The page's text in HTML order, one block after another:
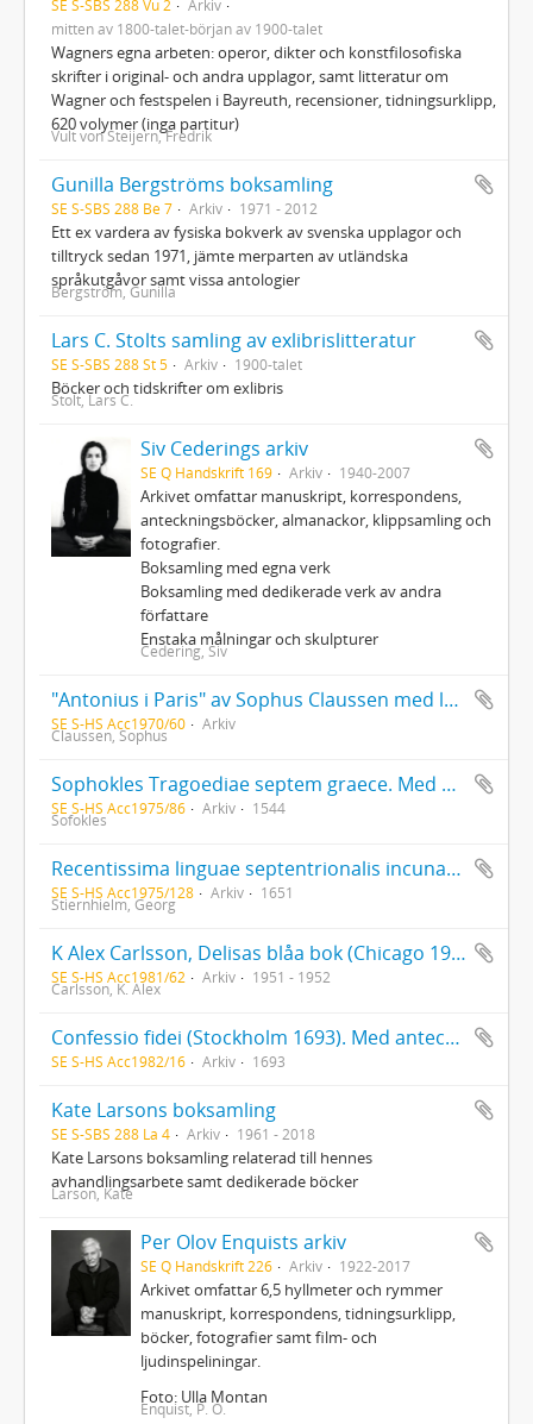
SE S-SBS 288 Vu 2
Arkiv
mitten av 1800-talet-början av 1900-talet
Wagners egna arbeten: operor, dikter och konstfilosofiska
skrifter i original- och andra upplagor, samt litteratur om
Wagner och festspelen i Bayreuth, recensioner, tidningsurklipp,
620 volymer (inga partitur)
Vult von Steijern, Fredrik
Gunilla Bergströms boksamling
SE S-SBS 288 Be 7 Arkiv 1971 - 2012
Ett ex vardera av fysiska bokverk av svenska upplagor och
tilltryck sedan 1971, jämte merparten av utländska
språkutgåvor samt vissa antologier
Bergström, Gunilla
Lars C. Stolts samling av exlibrislitteratur
SE S-SBS 288 St 5 Arkiv 1900-talet
Böcker och tidskrifter om exlibris
Stolt, Lars C.
Siv Cederings arkiv
SE Q Handskrift 169 Arkiv 1940-2007
Arkivet omfattar manuskript, korrespondens,
anteckningsböcker, almanackor, klippsamling och
fotografier.
Boksamling med egna verk
Boksamling med dedikerade verk av andra
författare
Enstaka målningar och skulpturer
Cedering, Siv
"Antonius i Paris" av Sophus Claussen med längre dedikation från författaren samt inskriven dikt av densamme
SE S-HS Acc1970/60 Arkiv
Claussen, Sophus
Sophokles Tragoediae septem graece. Med anteckningar av riksrådet Jöran Bengtsson Gylta (d. 1561), vars namnteckning också finns på titelbladet
SE S-HS Acc1975/86 Arkiv 1544
Sofokles
Recentissima linguae septentrionalis incunabula id est grammaticae islandicae rudimenta av Runólfur Jónsson med Georg Stiernhielms understrykningar och anteckningar
SE S-HS Acc1975/128 Arkiv 1651
Stiernhielm, Georg
K Alex Carlsson, Delisas blåa bok (Chicago 1951). Med dedikation och anteckningar av författaren 1952
SE S-HS Acc1981/62 Arkiv 1951 - 1952
Carlsson, K. Alex
Confessio fidei (Stockholm 1693). Med anteckningar framför allt på ett löst blad längst bak i boken. Flera namnteckningar, den första Per Johan Sjöström
SE S-HS Acc1982/16 Arkiv 1693
Kate Larsons boksamling
SE S-SBS 288 La 4 Arkiv 1961 - 2018
Kate Larsons boksamling relaterad till hennes
avhandlingsarbete samt dedikerade böcker
Larson, Kate
Per Olov Enquists arkiv
SE Q Handskrift 226 Arkiv 1922-2017
Arkivet omfattar 6,5 hyllmeter och rymmer
manuskript, korrespondens, tidningsurklipp,
böcker, fotografier samt film- och
ljudinspeliningar.
Foto: Ulla Montan
Enquist, P. O.